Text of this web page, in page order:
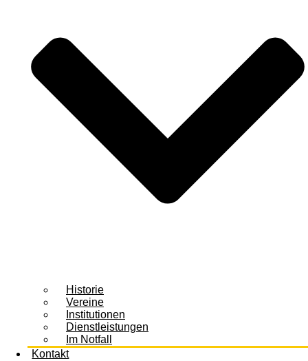
Historie
Vereine
Institutionen
Dienstleistungen
Im Notfall
Kontakt